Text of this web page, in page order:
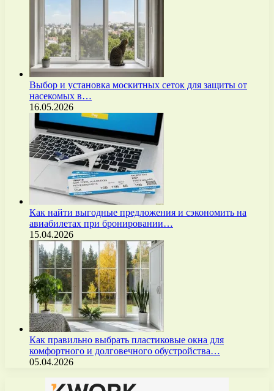
Выбор и установка москитных сеток для защиты от
насекомых в…
16.05.2026
Как найти выгодные предложения и сэкономить на
авиабилетах при бронировании…
15.04.2026
Как правильно выбрать пластиковые окна для
комфортного и долговечного обустройства…
05.04.2026